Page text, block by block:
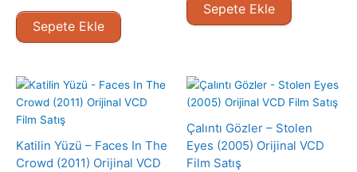
Sepete Ekle
Sepete Ekle
Katilin Yüzü – Faces In The
Crowd (2011) Orijinal VCD
Çalıntı Gözler – Stolen
Eyes (2005) Orijinal VCD
Film Satış